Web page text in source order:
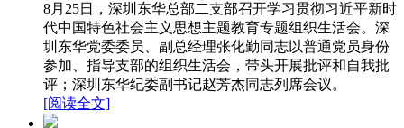
8月25日，深圳东华总部二支部召开学习贯彻习近平新时
代中国特色社会主义思想主题教育专题组织生活会。深
圳东华党委委员、副总经理张化勤同志以普通党员身份
参加、指导支部的组织生活会，带头开展批评和自我批
评；深圳东华纪委副书记赵芳杰同志列席会议。
[阅读全文]